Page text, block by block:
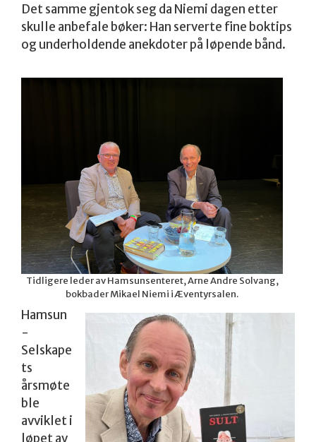
Det samme gjentok seg da Niemi dagen etter
skulle anbefale bøker: Han serverte fine boktips
og underholdende anekdoter på løpende bånd.
Tidligere leder av Hamsunsenteret, Arne Andre Solvang,
bokbader Mikael Niemi i Æventyrsalen.
Hamsun
-
Selskape
ts
årsmøte
ble
avviklet i
løpet av